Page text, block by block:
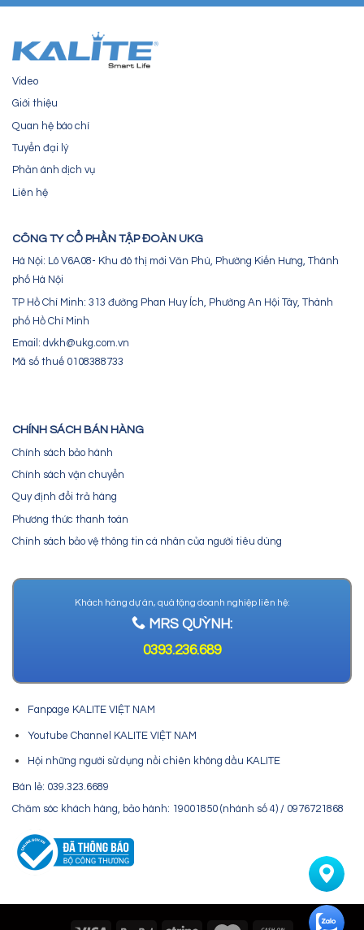
Video
Giới thiệu
Quan hệ báo chí
Tuyển đại lý
Phản ánh dịch vụ
Liên hệ
CÔNG TY CỔ PHẦN TẬP ĐOÀN UKG
Hà Nội: Lô V6A08- Khu đô thị mới Văn Phú, Phường Kiến Hưng, Thành
phố Hà Nội
TP Hồ Chí Minh: 313 đường Phan Huy Ích, Phường An Hội Tây, Thành
phố Hồ Chí Minh
Email: dvkh@ukg.com.vn
Mã số thuế 0108388733
CHÍNH SÁCH BÁN HÀNG
Chính sách bảo hành
Chính sách vận chuyển
Quy định đổi trả hàng
Phương thức thanh toán
Chính sách bảo vệ thông tin cá nhân của người tiêu dùng
Khách hàng dự án, quà tặng doanh nghiệp liên hệ:
MRS QUỲNH:
0393.236.689
Fanpage KALITE VIỆT NAM
Youtube Channel KALITE VIỆT NAM
Hội những người sử dụng nồi chiên không dầu KALITE
Bán lẻ: 039.323.6689
Chăm sóc khách hàng, bảo hành: 19001850 (nhánh số 4) / 0976721868